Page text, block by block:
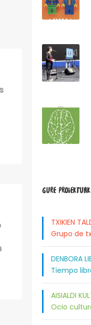
GURE
TXIKIEN
Grupo de
DENBORA
Tiempo
AISIALDI
Ocio